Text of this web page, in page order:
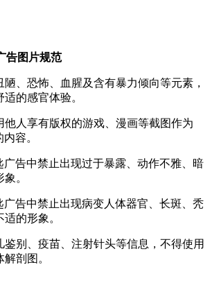
告图片规范
陋、恐怖、血腥及含有暴力倾向等元素，
的感官体验。
他人享有版权的游戏、漫画等截图作为
容。
广告中禁止出现过于暴露、动作不雅、暗
。
广告中禁止出现病变人体器官、长斑、秃
的形象。
鉴别、疫苗、注射针头等信息，不得使用
剖图。